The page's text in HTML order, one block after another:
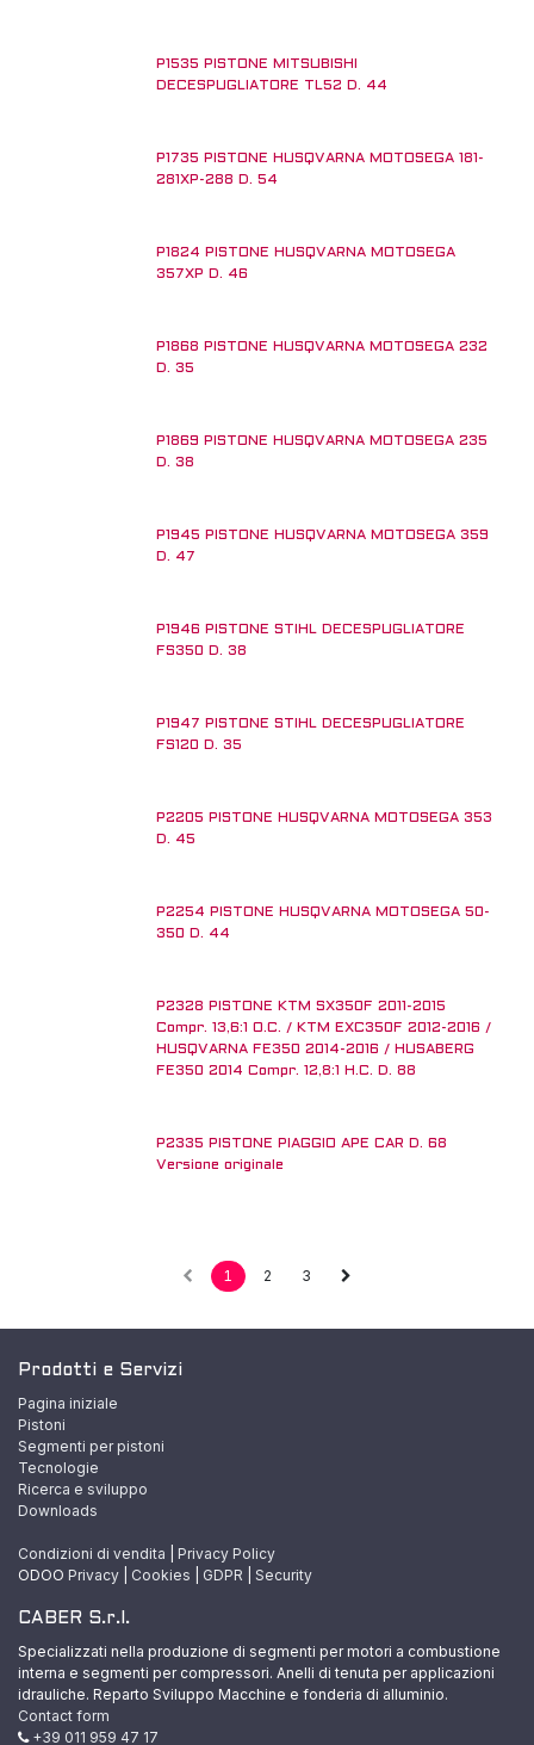
AD ESAURIMENTO!P1535 PISTONE MITSUBISHI
DECESPUGLIATORE TL52 D. 44
P1735 PISTONE HUSQVARNA MOTOSEGA 181-
281XP-288 D. 54
P1824 PISTONE HUSQVARNA MOTOSEGA
357XP D. 46
P1868 PISTONE HUSQVARNA MOTOSEGA 232
D. 35
P1869 PISTONE HUSQVARNA MOTOSEGA 235
D. 38
P1945 PISTONE HUSQVARNA MOTOSEGA 359
D. 47
P1946 PISTONE STIHL DECESPUGLIATORE
FS350 D. 38
P1947 PISTONE STIHL DECESPUGLIATORE
FS120 D. 35
P2205 PISTONE HUSQVARNA MOTOSEGA 353
D. 45
P2254 PISTONE HUSQVARNA MOTOSEGA 50-
350 D. 44
P2328 PISTONE KTM SX350F 2011-2015
Compr. 13,6:1 O.C. / KTM EXC350F 2012-2016 /
HUSQVARNA FE350 2014-2016 / HUSABERG
FE350 2014 Compr. 12,8:1 H.C. D. 88
P2335 PISTONE PIAGGIO APE CAR D. 68
Versione originale
1 2 3
Prodotti e Servizi
Pagina iniziale
Pistoni
Segmenti per pistoni
Tecnologie
Ricerca e sviluppo
Downloads
Condizioni di vendita
Privacy Policy
ODOO Privacy Cookies GDPR Security
CABER S.r.l.
Specializzati nella produzione di segmenti per motori a combustione
interna e segmenti per compressori. Anelli di tenuta per applicazioni
idrauliche. Reparto Sviluppo Macchine e fonderia di alluminio.
Contact form
+39 011 959 47 17